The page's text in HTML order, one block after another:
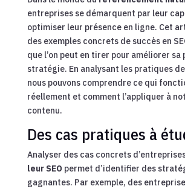
entreprises se démarquent par leur
optimiser leur présence en ligne. Cet
des exemples concrets de succès en
que l’on peut en tirer pour améliorer sa
stratégie. En analysant les pratiques
nous pouvons comprendre ce qui
réellement et comment l’appliquer à
contenu.
Des cas pratiques à
Analyser des cas concrets
leur SEO permet d’identifier des
gagnantes. Par exemple, des